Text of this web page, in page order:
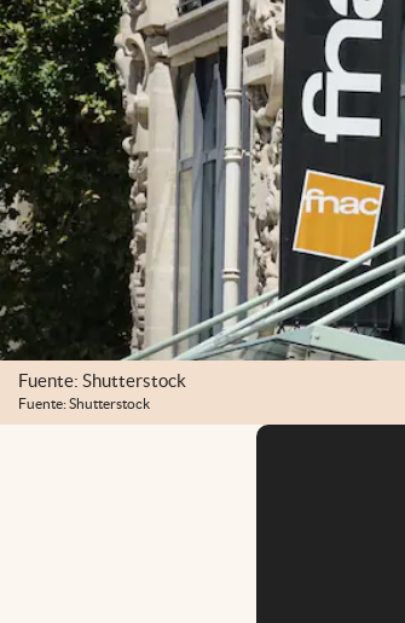
Fuente: Shutterstock
Fuente: Shutterstock